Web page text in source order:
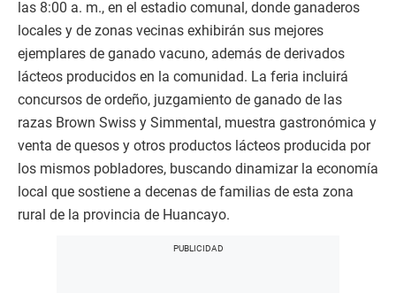
las 8:00 a. m., en el estadio comunal, donde ganaderos
locales y de zonas vecinas exhibirán sus mejores
ejemplares de ganado vacuno, además de derivados
lácteos producidos en la comunidad. La feria incluirá
concursos de ordeño, juzgamiento de ganado de las
razas Brown Swiss y Simmental, muestra gastronómica y
venta de quesos y otros productos lácteos producida por
los mismos pobladores, buscando dinamizar la economía
local que sostiene a decenas de familias de esta zona
rural de la provincia de Huancayo.